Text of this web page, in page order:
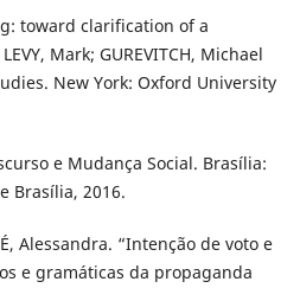
toward clarification of a
Mark; GUREVITCH, Michael
New York: Oxford University
e Mudança Social. Brasília:
Brasília, 2016.
Alessandra. “Intenção de voto e
e gramáticas da propaganda